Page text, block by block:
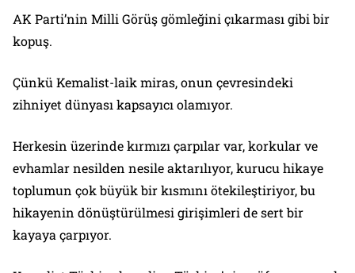
AK Parti’nin Milli Görüş gömleğini çıkarması gibi bir
kopuş.
Çünkü Kemalist-laik miras, onun çevresindeki
zihniyet dünyası kapsayıcı olamıyor.
Herkesin üzerinde kırmızı çarpılar var, korkular ve
evhamlar nesilden nesile aktarılıyor, kurucu hikaye
toplumun çok büyük bir kısmını ötekileştiriyor, bu
hikayenin dönüştürülmesi girişimleri de sert bir
kayaya çarpıyor.